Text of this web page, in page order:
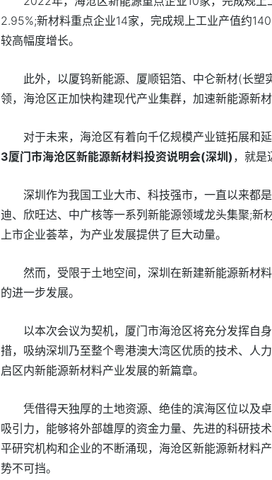
2.95%;新材料重点企业14家，完成规上工业产值约
较高幅度增长。
此外，以厦钨新能源、厦顺铝箔、中仑新材(长塑
领，海沧区正加快构建现代产业集群，加速新能源新材
对于未来，海沧区有着向千亿规模产业链拓展和
3厦门市海沧区新能源新材料投资说明会(深圳) ，就是
深圳作为我国工业大市、科技强市，一直以来都
迪、欣旺达、中广核等一系列新能源领域龙头集聚;
上市企业荟萃，为产业发展提供了巨大动量。
然而，受限于土地空间，深圳在新建新能源新材
的进一步发展。
以本次会议为契机，厦门市海沧区将充分发挥自
措，吸纳深圳乃至整个粤港澳大湾区优质的技术、人
启区内新能源新材料产业发展的新篇章。
凭借得天独厚的土地资源、绝佳的滨海区位以及
吸引力，能够将外部雄厚的资金力量、先进的科研技
平研究机构和企业的不断涌现，海沧区新能源新材料
势不可挡。